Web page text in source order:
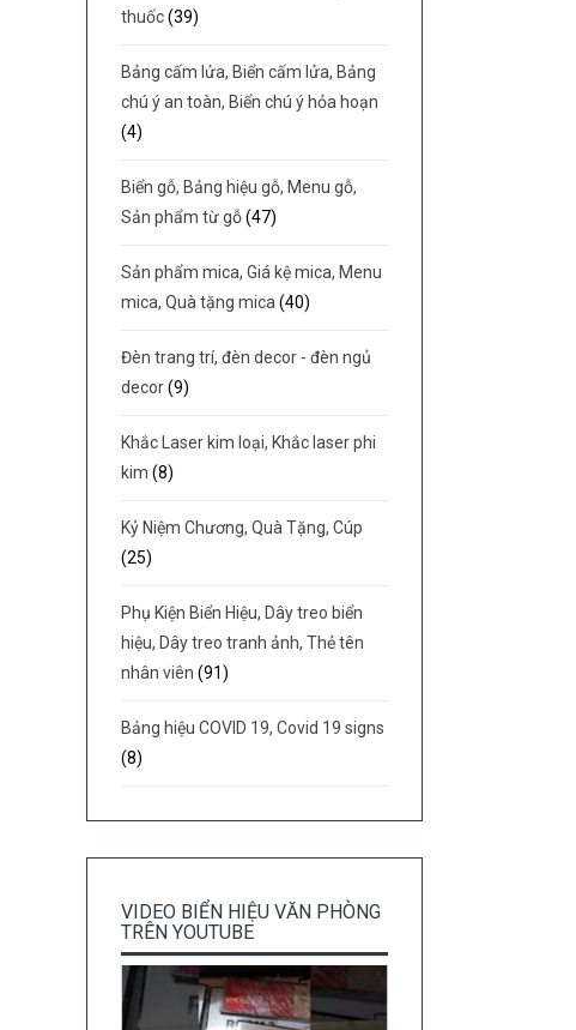
thuốc(39)
Bảng cấm lửa, Biển cấm lửa, Bảng
chú ý an toàn, Biển chú ý hỏa hoạn
(4)
Biển gỗ, Bảng hiệu gỗ, Menu gỗ,
Sản phẩm từ gỗ(47)
Sản phẩm mica, Giá kệ mica, Menu
mica, Quà tặng mica(40)
Đèn trang trí, đèn decor - đèn ngủ
decor(9)
Khắc Laser kim loại, Khắc laser phi
kim (8)
Kỷ Niệm Chương, Quà Tặng, Cúp
(25)
Phụ Kiện Biển Hiệu, Dây treo biển
hiệu, Dây treo tranh ảnh, Thẻ tên
nhân viên (91)
Bảng hiệu COVID 19, Covid 19 signs
(8)
VIDEO BIỂN HIỆU VĂN PHÒNG
TRÊN YOUTUBE